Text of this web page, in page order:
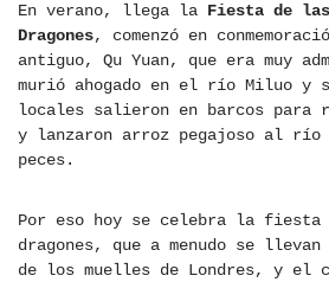
En verano, llega la Fiesta de
Dragones, comenzó en
antiguo, Qu Yuan, que era muy
murió ahogado en el río Miluo y
locales salieron en barcos para
y lanzaron arroz pegajoso al
peces.
Por eso hoy se celebra la fiesta
dragones, que a menudo se
de los muelles de Londres, y el